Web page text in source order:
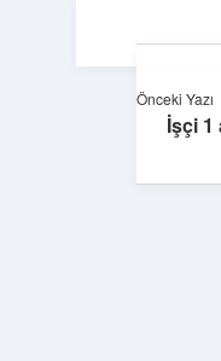
Önceki Yazı
İşçi